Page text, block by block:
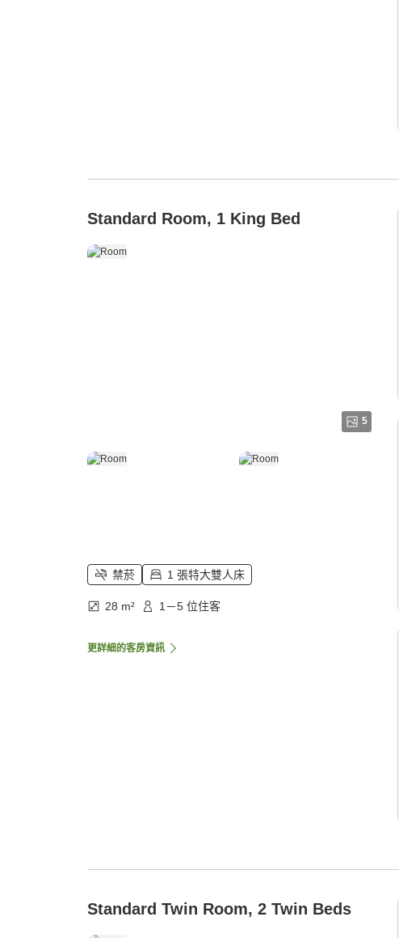
Standard Room, 1 King Bed
5
禁菸 1 張特大雙人床
28 m² 1－5 位住客
更詳細的客房資訊
Standard Twin Room, 2 Twin Beds